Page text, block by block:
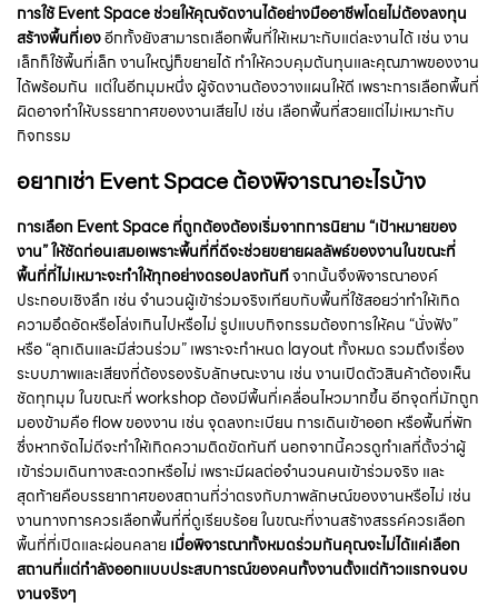
การใช้ Event Space ช่วยให้คุณจัดงานได้อย่างมืออาชีพโดยไม่ต้องลงทุน
สร้างพื้นที่เองอีกทั้งยังสามารถเลือกพื้นที่ให้เหมาะกับแต่ละงานได้ เช่น งาน
เล็กก็ใช้พื้นที่เล็ก งานใหญ่ก็ขยายได้ ทำให้ควบคุมต้นทุนและคุณภาพของงาน
ได้พร้อมกัน แต่ในอีกมุมหนึ่ง ผู้จัดงานต้องวางแผนให้ดี เพราะการเลือกพื้นที่
ผิดอาจทำให้บรรยากาศของงานเสียไป เช่น เลือกพื้นที่สวยแต่ไม่เหมาะกับ
กิจกรรม
อยากเช่า Event Space ต้องพิจารณาอะไรบ้าง
การเลือก Event Space ที่ถูกต้องต้องเริ่มจากการนิยาม “เป้าหมายของ
งาน” ให้ชัดก่อนเสมอเพราะพื้นที่ที่ดีจะช่วยขยายผลลัพธ์ของงานในขณะที่
พื้นที่ที่ไม่เหมาะจะทำให้ทุกอย่างดรอปลงทันทีจากนั้นจึงพิจารณาองค์
ประกอบเชิงลึก เช่น จำนวนผู้เข้าร่วมจริงเทียบกับพื้นที่ใช้สอยว่าทำให้เกิด
ความอึดอัดหรือโล่งเกินไปหรือไม่ รูปแบบกิจกรรมต้องการให้คน “นั่งฟัง”
หรือ “ลุกเดินและมีส่วนร่วม” เพราะจะกำหนด layout ทั้งหมด รวมถึงเรื่อง
ระบบภาพและเสียงที่ต้องรองรับลักษณะงาน เช่น งานเปิดตัวสินค้าต้องเห็น
ชัดทุกมุม ในขณะที่ workshop ต้องมีพื้นที่เคลื่อนไหวมากขึ้น อีกจุดที่มักถูก
มองข้ามคือ flow ของงาน เช่น จุดลงทะเบียน การเดินเข้าออก หรือพื้นที่พัก
ซึ่งหากจัดไม่ดีจะทำให้เกิดความติดขัดทันที นอกจากนี้ควรดูทำเลที่ตั้งว่าผู้
เข้าร่วมเดินทางสะดวกหรือไม่ เพราะมีผลต่อจำนวนคนเข้าร่วมจริง และ
สุดท้ายคือบรรยากาศของสถานที่ว่าตรงกับภาพลักษณ์ของงานหรือไม่ เช่น
งานทางการควรเลือกพื้นที่ที่ดูเรียบร้อย ในขณะที่งานสร้างสรรค์ควรเลือก
พื้นที่ที่เปิดและผ่อนคลาย เมื่อพิจารณาทั้งหมดร่วมกันคุณจะไม่ได้แค่เลือก
สถานที่แต่กำลังออกแบบประสบการณ์ของคนทั้งงานตั้งแต่ก้าวแรกจนจบ
งานจริงๆ